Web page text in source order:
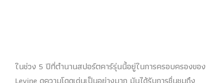
ในช่วง 5 ปีที่ตำนานสปอร์ตคาร์รุ่นนี้อยู่ในการครอบครองของ